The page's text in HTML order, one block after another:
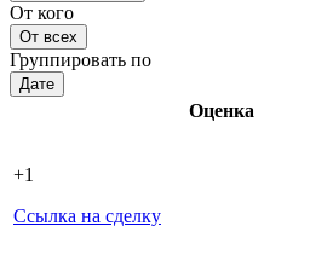
От кого
От всех
Группировать по
Дате
Оценка
+1
Ссылка на сделку